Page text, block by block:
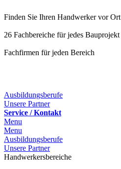
Finden Sie Ihren Handwerker vor Ort
26 Fachbereiche für jedes Bauprojekt
Fachfirmen für jeden Bereich
Ausbildungsberufe
Unsere Partner
Service / Kontakt
Menu
Menu
Ausbildungsberufe
Unsere Partner
Handwerkersbereiche